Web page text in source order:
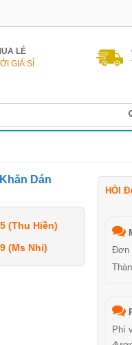
LẺ
GIÁ SỈ
Dán
(Thu Hiền)
(Ms Nhi)
HỎI
Đơn
Phí